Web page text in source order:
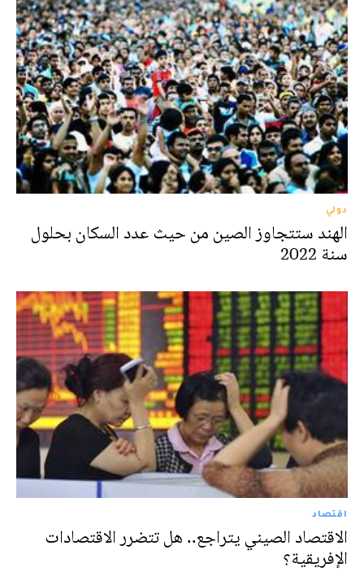
دولي
الهند ستتجاوز الصين من حيث عدد السكان بحلول
سنة 2022
اقتصاد
الاقتصاد الصيني يتراجع.. هل تتضرر الاقتصادات
الإفريقية؟